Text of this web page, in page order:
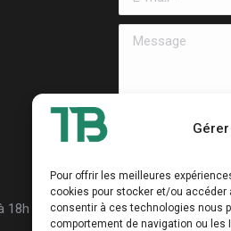
Pour offrir les meilleures
cookies pour stocker et/ou accéder
consentir à ces technologies nous
comportement de navigation ou les
18h sur
Message
Envoyer